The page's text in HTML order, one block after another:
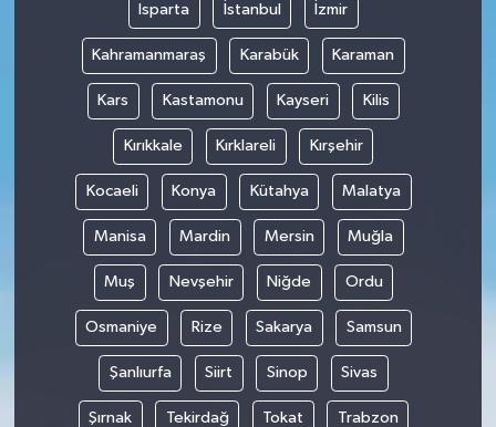
Isparta İstanbul İzmir
Kahramanmaraş Karabük Karaman
Kars Kastamonu Kayseri Kilis
Kırıkkale Kırklareli Kırşehir
Kocaeli Konya Kütahya Malatya
Manisa Mardin Mersin Muğla
Muş Nevşehir Niğde Ordu
Osmaniye Rize Sakarya Samsun
Şanlıurfa Siirt Sinop Sivas
Şırnak Tekirdağ Tokat Trabzon